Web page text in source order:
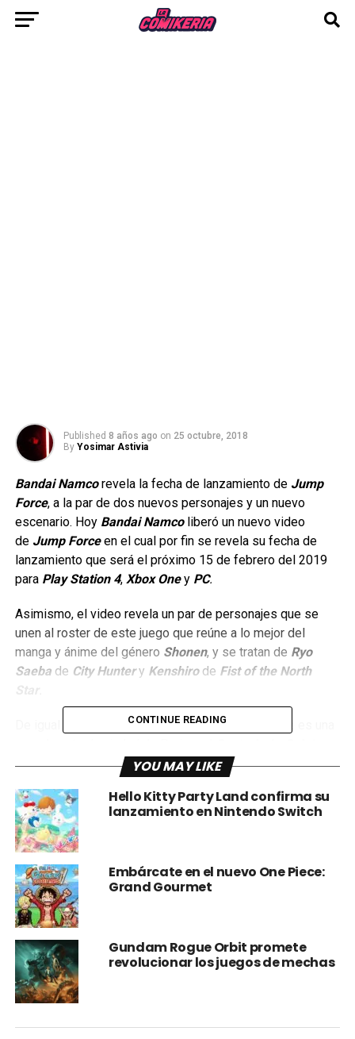
Jump Force.
Published 8 años ago on 25 octubre, 2018
By Yosimar Astivia
Bandai Namcorevela la fecha de lanzamiento de Jump
Force, a la par de dos nuevos personajes y un nuevo
escenario. Hoy Bandai Namco liberó un nuevo video
de Jump Forceen el cual por fin se revela su fecha de
lanzamiento que será el próximo 15 de febrero del 2019
para Play Station 4, Xbox One y PC.
Asimismo, el video revela un par de personajes que se
unen al roster de este juego que reúne a lo mejor del
manga y ánime del género Shonen, y se tratan de Ryo
Saeba de City Huntery Kenshirode Fist of the North
De igual manera, se revela un nuevo escenario que es una
Seiya.
¿Ya no pueden esperar por este juego? ¿Qué otro
personaje esperan que se una? Hágannos saberlo en los
comentarios.
CONTINUE READING
YOU MAY LIKE
Hello Kitty Party Land confirma su
lanzamiento en Nintendo Switch
Embárcate en el nuevo One Piece:
Grand Gourmet
Gundam Rogue Orbit promete
revolucionar los juegos de mechas